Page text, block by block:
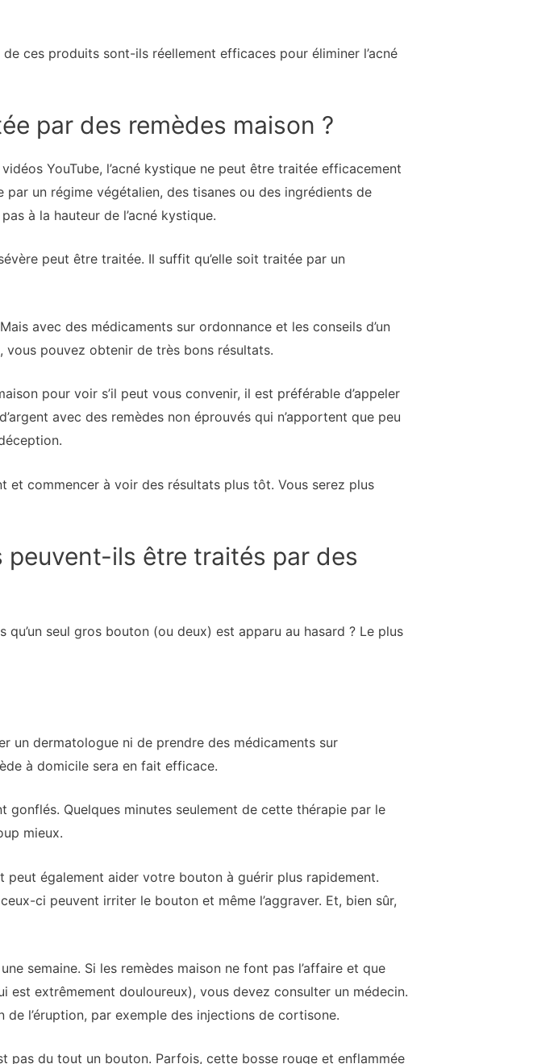
ces produits sont-ils réellement efficaces pour éliminer l’acné
par des remèdes maison ?
YouTube, l’acné kystique ne peut être traitée efficacement
un régime végétalien, des tisanes ou des ingrédients de
à la hauteur de l’acné kystique.
peut être traitée. Il suffit qu’elle soit traitée par un
avec des médicaments sur ordonnance et les conseils d’un
vous pouvez obtenir de très bons résultats.
pour voir s’il peut vous convenir, il est préférable d’appeler
avec des remèdes non éprouvés qui n’apportent que peu
et commencer à voir des résultats plus tôt. Vous serez plus
ils être traités par des
qu’un seul gros bouton (ou deux) est apparu au hasard ? Le plus
un dermatologue ni de prendre des médicaments sur
à domicile sera en fait efficace.
Quelques minutes seulement de cette thérapie par le
mieux.
également aider votre bouton à guérir plus rapidement.
ci peuvent irriter le bouton et même l’aggraver. Et, bien sûr,
semaine. Si les remèdes maison ne font pas l’affaire et que
extrêmement douloureux), vous devez consulter un médecin.
l’éruption, par exemple des injections de cortisone.
pas du tout un bouton. Parfois, cette bosse rouge et enflammée